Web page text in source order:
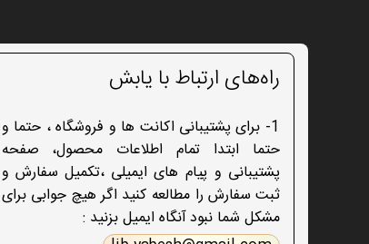
راه‌های ارتباط با یابش
1- برای پشتیبانی اکانت ها و فروشگاه ، حتما و
حتما ابتدا تمام اطلاعات محصول، صفحه
پشتیبانی و پیام های ایمیلی ،تکمیل سفارش و
ثبت سفارش را مطالعه کنید اگر هیچ جوابی برای
مشکل شما نبود آنگاه ایمیل بزنید :